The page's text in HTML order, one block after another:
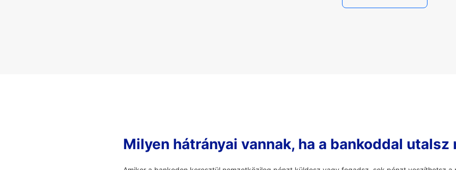
Milyen hátrányai vannak, ha a bankoddal